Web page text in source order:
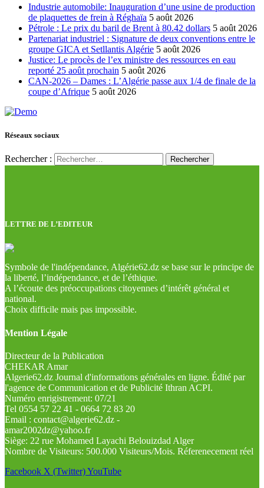
Industrie automobile: Inauguration d’une usine de production
de plaquettes de frein à Réghaïa 5 août 2026
Pétrole : Le prix du baril de Brent à 80.42 dollars 5 août 2026
Partenariat industriel : Signature de deux conventions entre le
groupe GICA et Setllantis Algérie 5 août 2026
Justice: Le procès de l’ex ministre des ressources en eau
reporté 25 août prochain 5 août 2026
CAN-2026 – Dames : L’Algérie passe aux 1/4 de finale de la
coupe d’Afrique 5 août 2026
Réseaux sociaux
Rechercher :
LETTRE DE L’EDITEUR
Symbole de l'indépendance, Algérie62.dz se base sur le principe de
la liberté, l’indépendance, et de l’éthique.
A l’écoute des préoccupations citoyennes d’intérêt général et
national.
Choix difficile mais pas impossible.
Mention Légale
Directeur de la Publication
CHEKAR Amar
Algerie62.dz Journal d'informations générales en ligne. Édité par
l'agence de Communication et de Publicité Ithran ACPI.
Numéro enrigistrement: 07/21
Tel 0554 57 22 41 - 0664 72 83 20
Email : contact@algerie62.dz -
amar2002dz@yahoo.fr
Siège: 22 rue Mohamed Layachi Belouizdad Alger
Nombre de Visiteurs: 500.000 Visiteurs/Mois. Réferenecement réel
Facebook X (Twitter)YouTube